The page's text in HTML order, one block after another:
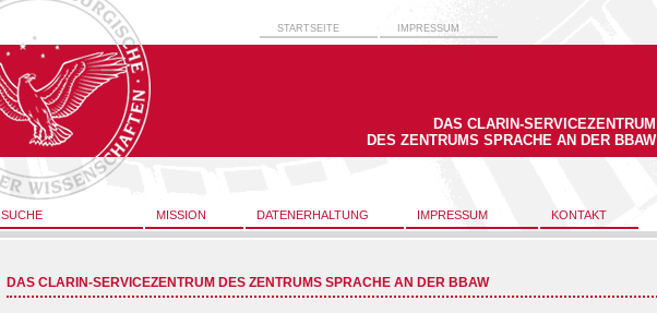
STARTSEITE IMPRESSUM
DAS CLARIN-SERVICEZENTRUM
DES ZENTRUMS SPRACHE AN DER BBAW
SUCHE MISSION DATENERHALTUNG IMPRESSUM KONTAKT
DAS CLARIN-SERVICEZENTRUM DES ZENTRUMS SPRACHE AN DER BBAW